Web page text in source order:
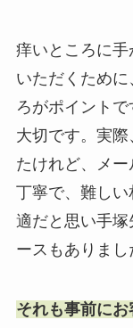
痒いところに
いただくため
ろがポイント
大切です。実
たけれど、メー
丁寧で、難し
適だと思い手
ースもありまし
それも事前に